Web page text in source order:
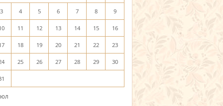
3 4 5 6 7 8 9
11 12 13 14 15 16
18 19 20 21 22 23
25 26 27 28 29 30